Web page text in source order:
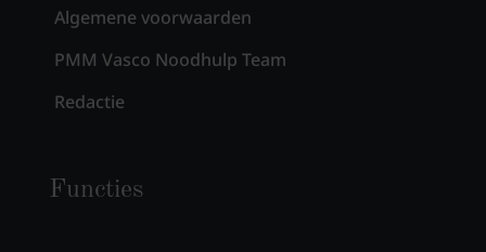
Algemene voorwaarden
PMM Vasco Noodhulp Team
Redactie
Functies